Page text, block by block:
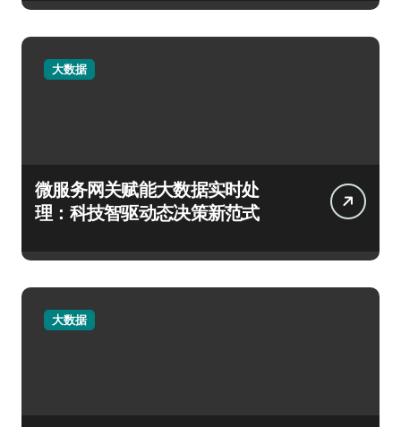
大数据
微服务网关赋能大数据实时处
理：科技智驱动态决策新范式
大数据